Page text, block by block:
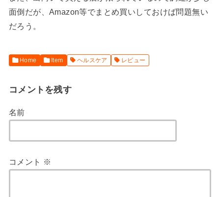
面倒だが、Amazon等でまとめ買いしておけば問題無い
だろう。
Home Item ヘルスケア レビュー
コメントを残す
名前
コメント ※